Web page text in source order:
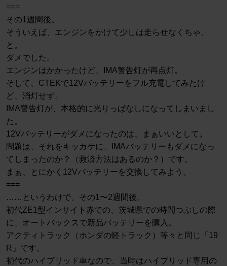
===
その1週間後。
そういえば、エンジンをかけて少しは走らせなくちゃ、
と。
ダメでした。
エンジンはかかったけど、IMA警告灯が再点灯。
そして、CTEKで12Vバッテリーをフル充電してみたけ
ど、消灯せず。
IMA警告灯が、本格的に光りっぱなしになってしまいまし
た。
12Vバッテリーがダメになったのは、まぁいいとして。
問題は、それをキッカケに、IMAバッテリーもダメになっ
てしまったのか？（救済方法はあるのか？）です。
まぁ、とにかく12Vバッテリーを交換してみよう。
===
……というわけで、その1〜2週間後。
初代ZE1型インサイト赤での、茨城県での時間つぶしの際
に、オートバックスで新品バッテリーを購入。
アクティトラック（ホンダの軽トラック）等々と同じ「19
R」です。
初代のハイブリッド車なので、当時はハイブリッド専用の